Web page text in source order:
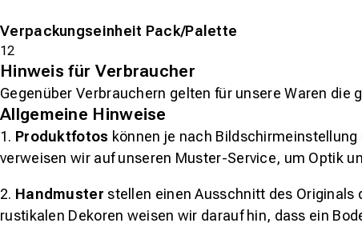
Verpackungseinheit Pack/Palette
12
Hinweis für Verbraucher
Gegenüber Verbrauchern gelten für unsere Waren
Allgemeine Hinweise
1. Produktfotos können je nach
verweisen wir auf unseren Muster-Service, um Optik
2. Handmuster stellen einen Ausschnitt des Originals
rustikalen Dekoren weisen wir darauf hin, dass ein